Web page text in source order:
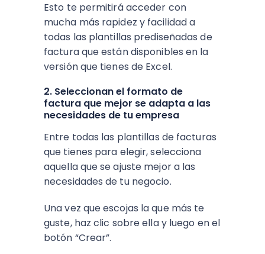
Esto te permitirá acceder con
mucha más rapidez y facilidad a
todas las plantillas prediseñadas de
factura que están disponibles en la
versión que tienes de Excel.
2. Seleccionan el formato de
factura que mejor se adapta a las
necesidades de tu empresa
Entre todas las plantillas de facturas
que tienes para elegir, selecciona
aquella que se ajuste mejor a las
necesidades de tu negocio.
Una vez que escojas la que más te
guste, haz clic sobre ella y luego en el
botón “Crear”.